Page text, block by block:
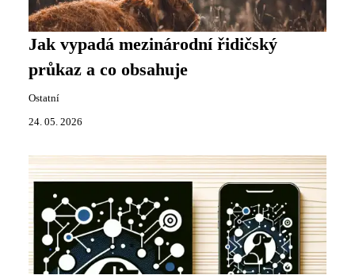
Jak vypadá mezinárodní řidičský
průkaz a co obsahuje
Ostatní
24. 05. 2026